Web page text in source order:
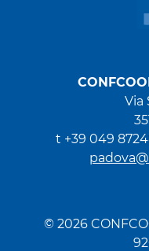
Via
t +39 049
© 2026